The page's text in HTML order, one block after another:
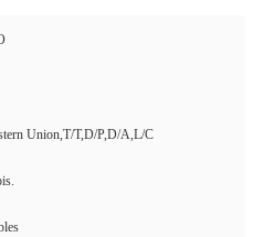
Union,T/T,D/P,D/A,L/C